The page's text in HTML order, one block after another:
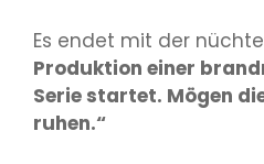
Es endet mit der
Produktion einer
Serie startet. Mögen
ruhen.“